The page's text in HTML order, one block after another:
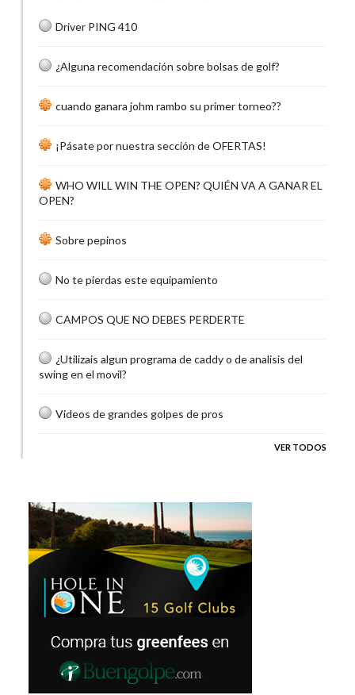
Driver PING 410
¿Alguna recomendación sobre bolsas de golf?
cuando ganara johm rambo su primer torneo??
¡Pásate por nuestra sección de OFERTAS!
WHO WILL WIN THE OPEN? QUIÉN VA A GANAR EL
OPEN?
Sobre pepinos
No te pierdas este equipamiento
CAMPOS QUE NO DEBES PERDERTE
¿Utilizais algun programa de caddy o de analisis del
swing en el movil?
Videos de grandes golpes de pros
VER TODOS